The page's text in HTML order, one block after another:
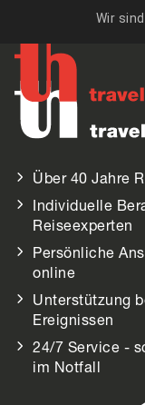
Über 40 Jahre
Individuelle
Reiseexperten
Persönliche
online
Unterstützung
Ereignissen
24/7 Service -
im Notfall